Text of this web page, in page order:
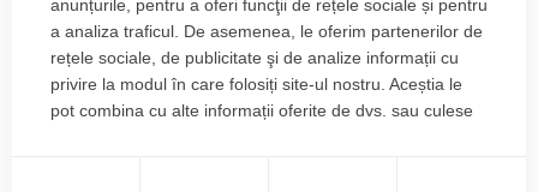
anunțurile, pentru a oferi funcţii de rețele sociale și pentru
a analiza traficul. De asemenea, le oferim partenerilor de
rețele sociale, de publicitate şi de analize informații cu
privire la modul în care folosiți site-ul nostru. Aceștia le
pot combina cu alte informații oferite de dvs. sau culese